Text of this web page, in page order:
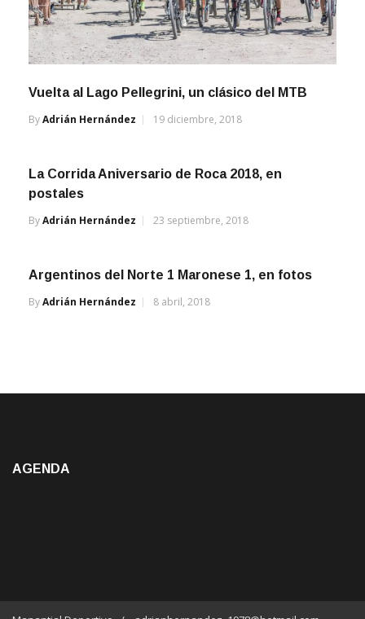
Vuelta al Lago Pellegrini, un clásico del MTB
ByAdrián Hernández 19 diciembre, 2018
La Corrida Aniversario de Roca 2018, en
postales
ByAdrián Hernández 23 septiembre, 2018
Argentinos del Norte 1 Maronese 1, en fotos
ByAdrián Hernández 8 abril, 2018
AGENDA